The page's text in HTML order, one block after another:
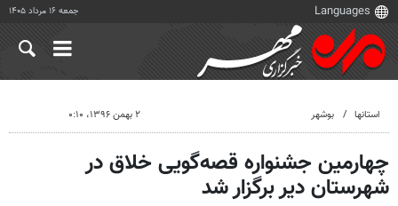
جمعه ۱۶ مرداد ۱۴۰۵
استانها بوشهر ۲ بهمن ۱۳۹۶، ۰:۱۰
چهارمین جشنواره قصه‌گویی خلاق در
شهرستان دیر برگزار شد